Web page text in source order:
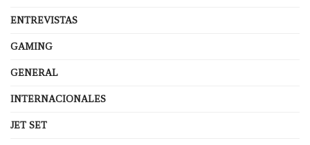
ENTREVISTAS
GAMING
GENERAL
INTERNACIONALES
JET SET